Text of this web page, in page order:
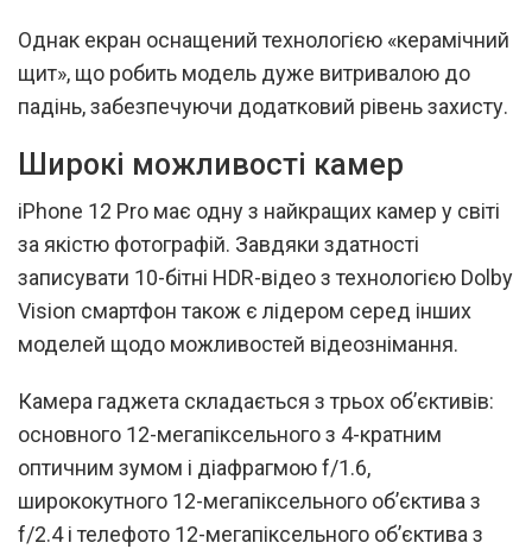
Однак екран оснащений технологією «керамічний
щит», що робить модель дуже витривалою до
падінь, забезпечуючи додатковий рівень захисту.
Широкі можливості камер
iPhone 12 Pro має одну з найкращих камер у світі
за якістю фотографій. Завдяки здатності
записувати 10-бітні HDR-відео з технологією Dolby
Vision смартфон також є лідером серед інших
моделей щодо можливостей відеознімання.
Камера гаджета складається з трьох об’єктивів:
основного 12-мегапіксельного з 4-кратним
оптичним зумом і діафрагмою f/1.6,
ширококутного 12-мегапіксельного об’єктива з
f/2.4 і телефото 12-мегапіксельного об’єктива з